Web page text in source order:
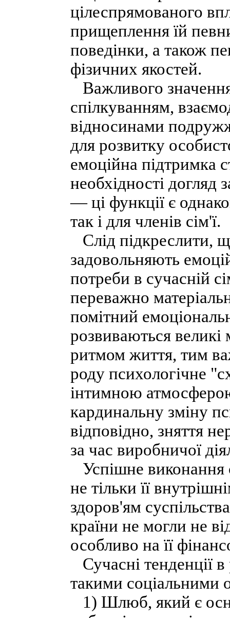
цілеспрямованого
прищеплення їй
поведінки, а також
фізичних якостей.
Важливого
спілкуванням,
відносинами
для розвитку
емоційна підтримка
необхідності догляд
— ці функції є
так і для членів сім'ї.
Слід підкреслити,
задовольняють
потреби в сучасній
переважно
помітний
розвиваються
ритмом життя, тим
роду психологічне
інтимною
кардинальну зміну
відповідно, зняття
за час виробничої
Успішне виконання
не тільки її
здоров'ям
країни не могли не
особливо на її
Сучасні тенденції
такими соціальними
1) Шлюб, який є